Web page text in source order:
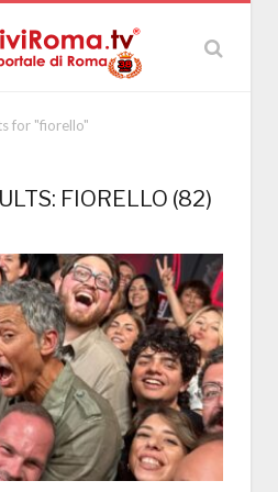
for "fiorello"
FIORELLO (82)